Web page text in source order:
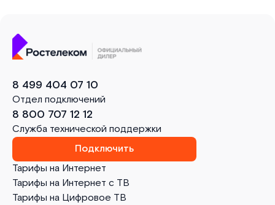
Тарифы на Интернет
Тарифы на Интернет с ТВ
Тарифы на Цифровое ТВ
8 499 404 07 10
Отдел подключений
8 800 707 12 12
Служба технической поддержки
Подключить